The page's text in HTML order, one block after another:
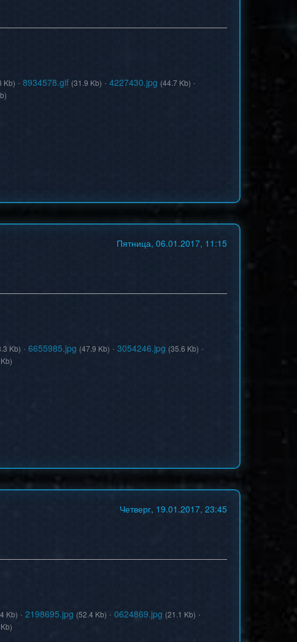
Kb) · 8934578.gif (31.9 Kb) · 4227430.jpg (44.7 Kb) ·
Пятница, 06.01.2017, 11:15
Kb) · 6655985.jpg (47.9 Kb) · 3054246.jpg (35.6 Kb) ·
Четверг, 19.01.2017, 23:45
Kb) · 2198695.jpg (52.4 Kb) · 0624869.jpg (21.1 Kb) ·